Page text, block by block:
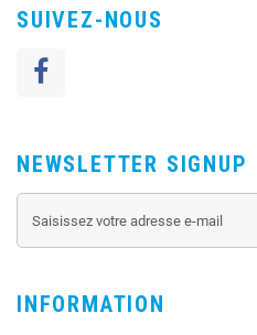
SUIVEZ-NOUS
NEWSLETTER SIGNUP
INFORMATION